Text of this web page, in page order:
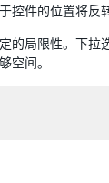
控件的位置将反
的局限性。下
空间。